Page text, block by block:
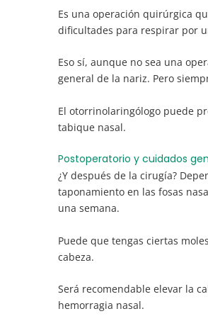
Es una operación quirúrgica
dificultades para respirar por
Eso sí, aunque no sea una
general de la nariz. Pero
El otorrinolaringólogo puede
tabique nasal.
Postoperatorio y cuidados
¿Y después de la cirugía?
taponamiento en las fosas
una semana.
Puede que tengas ciertas
cabeza.
Será recomendable elevar la
hemorragia nasal.